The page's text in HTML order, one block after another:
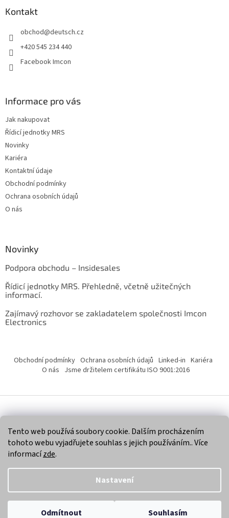
Tento web používá soubory cookie. Dalším procházením
tohoto webu vyjadřujete souhlas s jejich používáním.. Více
informacízde.
Nastavení
Odmítnout Souhlasím
Kontakt
obchod@deutsch.cz
+420 545 234 440
Facebook Imcon
Informace pro vás
Jak nakupovat
Řídicí jednotky MRS
Novinky
Kariéra
Kontaktní údaje
Obchodní podmínky
Ochrana osobních údajů
O nás
Novinky
Podpora obchodu – Insidesales
Řídicí jednotky MRS. Přehledně, včetně užitečných
informací.
Zajímavý rozhovor se zakladatelem společnosti Imcon
Electronics
Obchodní podmínky Ochrana osobních údajů Linked-in Kariéra
O nás Jsme držitelem certifikátu ISO 9001:2016
Copyright 2026